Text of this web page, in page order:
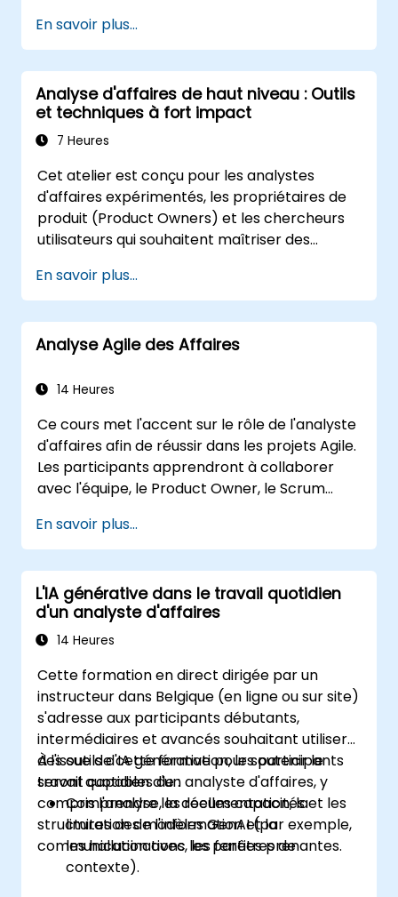
changement dans une organisation et de la
conception de nouvelles solutions business.
L'analyse business vise à garantir que les
solutions technologiques, procédurales ou
organisationnelles répondent aux objectifs et
aux besoins business. Elle est un élément clé
changements dans une organisation, en
garantissant que les solutions mises en place
sont appropriées, réalisables et entièrement
conformes aux exigences business.
En savoir plus...
Analyse d'affaires de haut niveau : Outils
et techniques à fort impact
7 Heures
Cet atelier est conçu pour les analystes
d'affaires expérimentés, les propriétaires de
produit (Product Owners) et les chercheurs
utilisateurs qui souhaitent maîtriser des
valeur commerciale. Grâce à des exercices
pratiques et des outils concrets, les
participants apprendront à analyser des
données complexes, à optimiser les
et à transformer la stratégie en actions
disposeront d'une boîte à outils claire pour
amplifier leur impact et obtenir des résultats
mesurables.
En savoir plus...
Analyse Agile des Affaires
14 Heures
Ce cours met l'accent sur le rôle de l'analyste
d'affaires afin de réussir dans les projets Agile.
Les participants apprendront à collaborer
avec l'équipe, le Product Owner, le Scrum
processus de développement. Les
participants suivront un projet simulé en
pratiquant des scénarios courants.
En savoir plus...
L'IA générative dans le travail quotidien
d'un analyste d'affaires
14 Heures
Cette formation en direct dirigée par un
instructeur dans Belgique (en ligne ou sur site)
s'adresse aux participants débutants,
intermédiaires et avancés souhaitant utiliser
des outils d'IA générative pour soutenir le
travail quotidien d'un analyste d'affaires, y
compris l'analyse, la documentation, la
structuration de l'information et la
communication avec les parties prenantes.
À l'issue de cette formation, les participants
seront capables de :
Comprendre les réelles capacités et les
limites des modèles GenAI (par exemple,
les hallucinations, les fenêtres de
contexte).